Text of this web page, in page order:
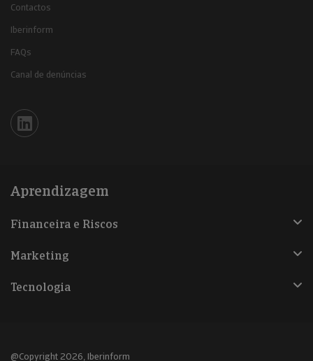
Contactos
Iberinform
FAQs
Canal de denúncias
Iberinform en Linkedin
Aprendizagem
Financeira e Riscos
Marketing
Tecnologia
@Copyright 2026, Iberinform